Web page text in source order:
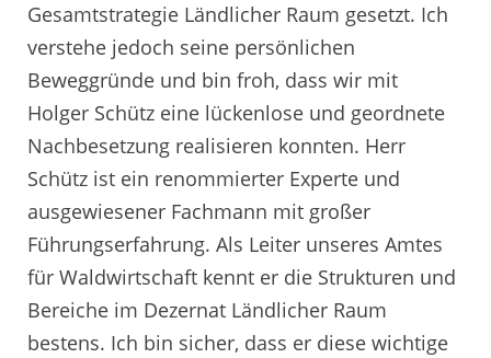
Gesamtstrategie Ländlicher Raum gesetzt. Ich
verstehe jedoch seine persönlichen
Beweggründe und bin froh, dass wir mit
Holger Schütz eine lückenlose und geordnete
Nachbesetzung realisieren konnten. Herr
Schütz ist ein renommierter Experte und
ausgewiesener Fachmann mit großer
Führungserfahrung. Als Leiter unseres Amtes
für Waldwirtschaft kennt er die Strukturen und
Bereiche im Dezernat Ländlicher Raum
bestens. Ich bin sicher, dass er diese wichtige